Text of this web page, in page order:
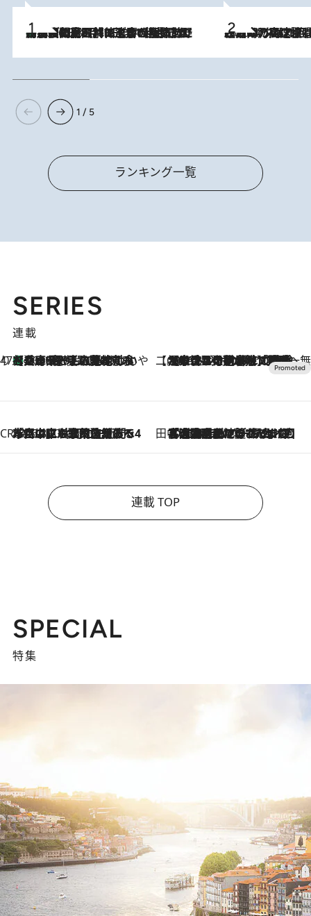
2026.8.8
「最後に見られてよかった」上野動物園の東園パンダ舎が解体前に特別公開。8月16日まで延長されたパネル展と共に辿る“半世紀”のパンダ飼育《解体工事の図面あり》 2026.8.7
「湘南乃風に憧れて」観客大盛上がりの“タオル回し”に、ラッパー顔負けの高速歌唱まで…さだまさし（74）のアグレッシブすぎる現在地
1 / 5
ランキング一覧
SERIES
連載
47都道府県の手みやげ ひんやりスイーツで夏を満喫
2026.8.8
【兵庫県】この夏絶対食べたい 冷やしておいしいおやつ3選 淡路島の恵みをジェラートに集約 【CREA×星野リゾート】唯一無二。癒しと発見が待つ場所へ
2026.8.7
【トンボの足水浴】ヒノキの香りに包まれて涼感マックス！約13℃の湧水かけ流しを避暑地「星野温泉 トンボの湯」で体験
CREA'S CHOICE
2026.8.7
「立川にも歌舞伎があるんだよ」 片岡仁左衛門・市川中車ら豪華座組みで4年目の立川立飛歌舞伎へ 田中稲の勝手に再ブーム
2026.8.7
「湘南乃風に憧れて」観客大盛上がりの“タオル回し”に、ラッパー顔負けの高速歌唱まで…さだまさし（74）のアグレッシブすぎる現在地
連載 TOP
SPECIAL
特集